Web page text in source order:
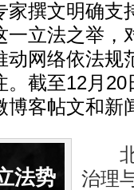
家撰文明确支
立法之举，
网络依法规
截至12月
客帖文和新
法势
北
治理